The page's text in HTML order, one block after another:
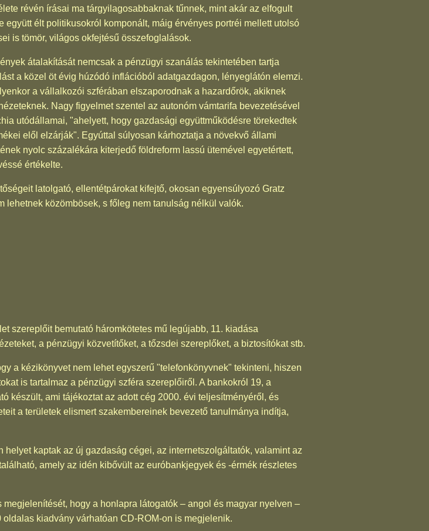
révén írásai ma tárgyilagosabbaknak tűnnek, mint akár az elfogult
együtt élt politikusokról komponált, máig érvényes portréi mellett utolsó
is tömör, világos okfejtésű összefoglalások.
átalakítását nemcsak a pénzügyi szanálás tekintetében tartja
a közel öt évig húzódó inflációból adatgazdagon, lényeglátón elemzi.
a vállalkozói szférában elszaporodnak a hazardőrök, akiknek
Nagy figyelmet szentel az autonóm vámtarifa bevezetésével
utódállamai, "ahelyett, hogy gazdasági együttműködésre törekedtek
elől elzárják". Egyúttal súlyosan kárhoztatja a növekvő állami
nyolc százalékára kiterjedő földreform lassú ütemével egyetértett,
értékelte.
latolgató, ellentétpárokat kifejtő, okosan egyensúlyozó Gratz
közömbösek, s főleg nem tanulság nélkül valók.
szereplőit bemutató háromkötetes mű legújabb, 11. kiadása
a pénzügyi közvetítőket, a tőzsdei szereplőket, a biztosítókat stb.
a kézikönyvet nem lehet egyszerű "telefonkönyvnek" tekinteni, hiszen
is tartalmaz a pénzügyi szféra szereplőiről. A bankokról 19, a
készült, ami tájékoztat az adott cég 2000. évi teljesítményéről, és
a területek elismert szakembereinek bevezető tanulmánya indítja,
kaptak az új gazdaság cégei, az internetszolgáltatók, valamint az
amely az idén kibővült az euróbankjegyek és -érmék részletes
hogy a honlapra látogatók – angol és magyar nyelven –
kiadvány várhatóan CD-ROM-on is megjelenik.